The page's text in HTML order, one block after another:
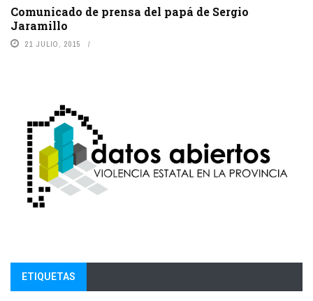
Comunicado de prensa del papá de Sergio
Jaramillo
21 JULIO, 2015
ETIQUETAS